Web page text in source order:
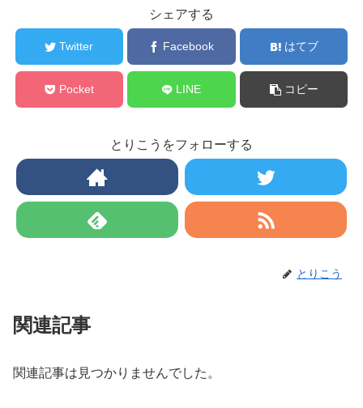
シェアする
Twitter Facebook はてブ
Pocket LINE コピー
とりこうをフォローする
とりこう
関連記事
関連記事は見つかりませんでした。